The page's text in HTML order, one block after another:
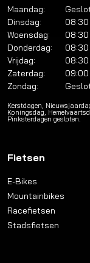
Maandag:
Dinsdag:
08:30
Woensdag:
08:30
Donderdag:
08:30
Vrijdag:
08:30
Zaterdag:
09:00
Zondag:
Kerstdagen,
Koningsdag,
Pinksterdagen gesloten.
Fietsen
E-Bikes
Mountainbikes
Racefietsen
Stadsfietsen